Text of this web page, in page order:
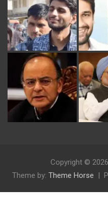
Copyright © 2026
Theme by: Theme Horse